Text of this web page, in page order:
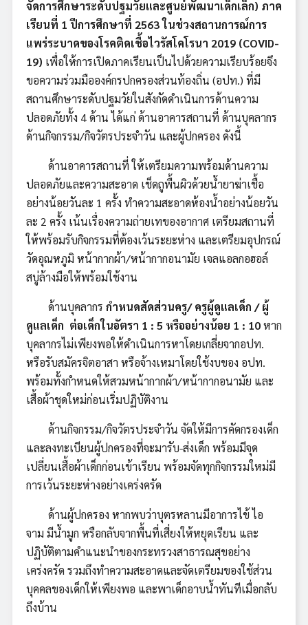
จัดการศึกษาระดับปฐมวัยและศูนย์พัฒนาเด็กเล็ก) ภาค
เรียนที่ 1 ปีการศึกษาที่ 2563 ในช่วงสถานการณ์การ
แพร่ระบาดของโรคติดเชื้อไวรัสโคโรนา 2019 (COVID-
19) เพื่อให้การเปิดภาคเรียนเป็นไปด้วยความเรียบร้อยจึง
ขอความร่วมมือองค์กรปกครองส่วนท้องถิ่น (อปท.) ที่มี
สถานศึกษาระดับปฐมวัยในสังกัดดำเนินการด้านความ
ปลอดภัยทั้ง 4 ด้าน ได้แก่ ด้านอาคารสถานที่ ด้านบุคลากร
ด้านกิจกรรม/กิจวัตรประจำวัน และผู้ปกครอง ดังนี้
ด้านอาคารสถานที่ ให้เตรียมความพร้อมด้านความ
ปลอดภัยและความสะอาด เช็ดถูพื้นผิวด้วยน้ำยาฆ่าเชื้อ
อย่างน้อยวันละ 1 ครั้ง ทำความสะอาดห้องน้ำอย่างน้อยวัน
ละ 2 ครั้ง เน้นเรื่องความถ่ายเทของอากาศ เตรียมสถานที่
ให้พร้อมรับกิจกรรมที่ต้องเว้นระยะห่าง และเตรียมอุปกรณ์
วัดอุณหภูมิ หน้ากากผ้า/หน้ากากอนามัย เจลแอลกอฮอล์
สบู่ล้างมือให้พร้อมใช้งาน
ด้านบุคลากร กำหนดสัดส่วนครู/ ครูผู้ดูแลเด็ก / ผู้
ดูแลเด็ก ต่อเด็กในอัตรา 1 : 5 หรืออย่างน้อย 1 : 10หาก
บุคลากรไม่เพียงพอให้ดำเนินการหาโดยเกลี่ยจากอปท.
หรือรับสมัครจิตอาสา หรือจ้างเหมาโดยใช้งบของ อปท.
พร้อมทั้งกำหนดให้สวมหน้ากากผ้า/หน้ากากอนามัย และ
เสื้อผ้าชุดใหม่ก่อนเริ่มปฏิบัติงาน
ด้านกิจกรรม/กิจวัตรประจำวัน จัดให้มีการคัดกรองเด็ก
และลงทะเบียนผู้ปกครองที่จะมารับ-ส่งเด็ก พร้อมมีจุด
เปลี่ยนเสื้อผ้าเด็กก่อนเข้าเรียน พร้อมจัดทุกกิจกรรมใหม่มี
การเว้นระยะห่างอย่างเคร่งครัด
ด้านผู้ปกครอง หากพบว่าบุตรหลานมีอาการไข้ ไอ
จาม มีน้ำมูก หรือกลับจากพื้นที่เสี่ยงให้หยุดเรียน และ
ปฏิบัติตามคำแนะนำของกระทรวงสาธารณสุขอย่าง
เคร่งครัด รวมถึงทำความสะอาดและจัดเตรียมของใช้ส่วน
บุคคลของเด็กให้เพียงพอ และพาเด็กอาบน้ำทันทีเมื่อกลับ
ถึงบ้าน